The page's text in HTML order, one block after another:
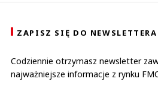
ZAPISZ SIĘ DO NEWSLETTERA
Codziennie otrzymasz newsletter
najważniejsze informacje z rynku